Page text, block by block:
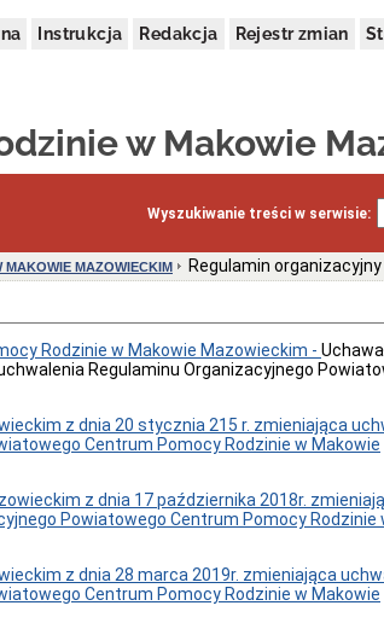
Instrukcja Redakcja Rejestr zmian
w Makowie
Wyszukiwanie treści w serwisie:
MAKOWIE MAZOWIECKIM Regulamin organizacyjny
Rodzinie w Makowie Mazowieckim -
Regulaminu Organizacyjnego
z dnia 20 stycznia 215 r. zmieniająca
Centrum Pomocy Rodzinie w Makowie
z dnia 17 października 2018r.
Powiatowego Centrum Pomocy Rodzinie
z dnia 28 marca 2019r. zmieniająca
Centrum Pomocy Rodzinie w Makowie